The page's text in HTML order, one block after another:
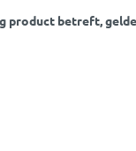
product betreft,